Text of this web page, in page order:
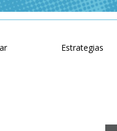
Estrategias